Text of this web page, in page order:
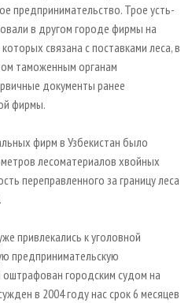
предпринимательство. Трое усть-
в другом городе фирмы на
связана с поставками леса, в
таможенным органам
документы ранее
фирмы.
фирм в Узбекистан было
лесоматериалов хвойных
переправленного за границу леса
привлекались к уголовной
предпринимательскую
городским судом на
в 2004 году нас срок 6 месяцев